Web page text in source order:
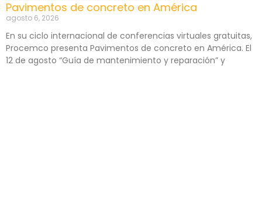
Pavimentos de concreto en América
agosto 6, 2026
En su ciclo internacional de conferencias virtuales gratuitas,
Procemco presenta Pavimentos de concreto en América. El
12 de agosto “Guía de mantenimiento y reparación” y